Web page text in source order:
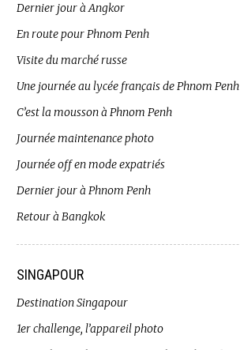
Dernier jour à Angkor
En route pour Phnom Penh
Visite du marché russe
Une journée au lycée français de Phnom Penh
C’est la mousson à Phnom Penh
Journée maintenance photo
Journée off en mode expatriés
Dernier jour à Phnom Penh
Retour à Bangkok
SINGAPOUR
Destination Singapour
1er challenge, l’appareil photo